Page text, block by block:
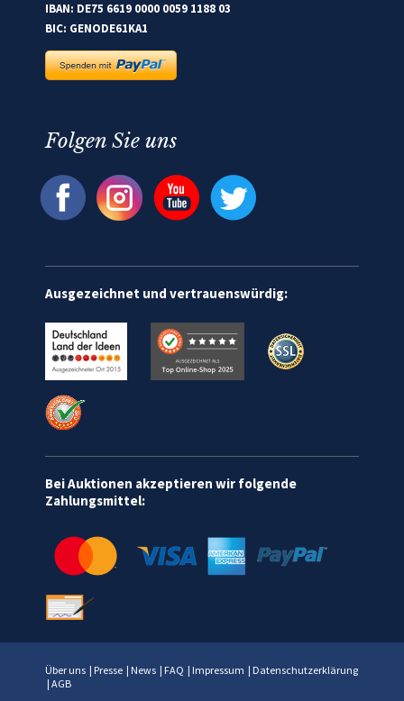
IBAN: DE75 6619 0000 0059 1188 03
BIC: GENODE61KA1
Folgen Sie uns
Ausgezeichnet und vertrauenswürdig:
Bei Auktionen akzeptieren wir folgende
Zahlungsmittel:
Über uns | Presse | News | FAQ | Impressum | Datenschutzerklärung
| AGB